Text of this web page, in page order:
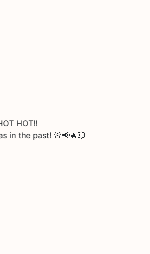
HOT!!
in the past! 🚨📢🔥💥